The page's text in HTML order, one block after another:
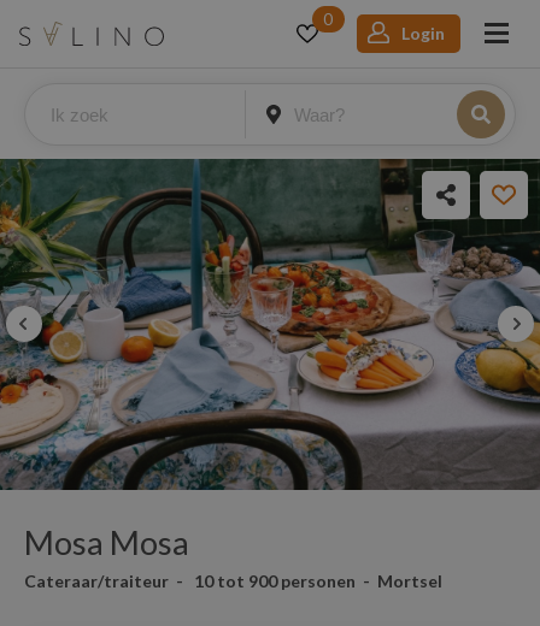
0
Login
Mosa Mosa
Cateraar/traiteur - 10 tot 900 personen - Mortsel